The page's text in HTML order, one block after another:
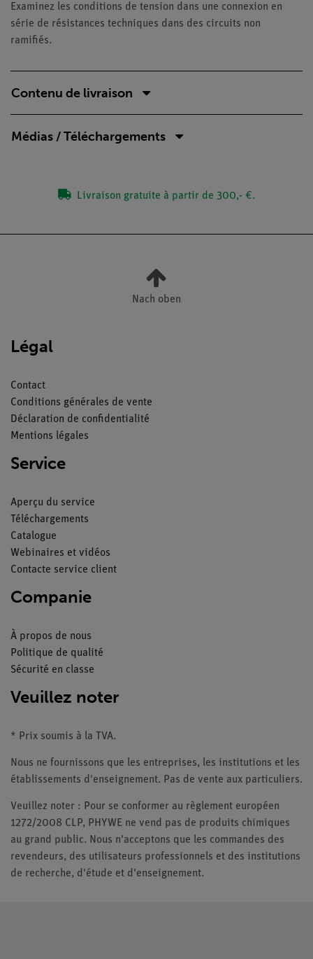
Examinez les conditions de tension dans une connexion en
série de résistances techniques dans des circuits non
ramifiés.
Contenu de livraison
Médias / Téléchargements
Livraison gratuite à partir de 300,- €.
Nach oben
Légal
Contact
Conditions générales de vente
Déclaration de confidentialité
Mentions légales
Service
Aperçu du service
Téléchargements
Catalogue
Webinaires et vidéos
Contacte service client
Companie
À propos de nous
Politique de qualité
Sécurité en classe
Veuillez noter
* Prix soumis à la TVA.
Nous ne fournissons que les entreprises, les institutions et les
établissements d'enseignement. Pas de vente aux particuliers.
Veuillez noter : Pour se conformer au règlement européen
1272/2008 CLP, PHYWE ne vend pas de produits chimiques
au grand public. Nous n'acceptons que les commandes des
revendeurs, des utilisateurs professionnels et des institutions
de recherche, d'étude et d'enseignement.